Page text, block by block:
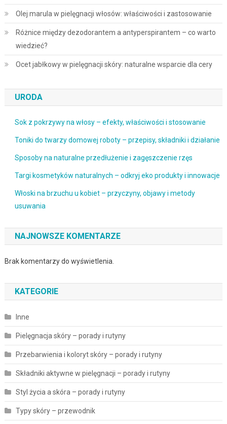
Olej marula w pielęgnacji włosów: właściwości i zastosowanie
Różnice między dezodorantem a antyperspirantem – co warto
wiedzieć?
Ocet jabłkowy w pielęgnacji skóry: naturalne wsparcie dla cery
URODA
Sok z pokrzywy na włosy – efekty, właściwości i stosowanie
Toniki do twarzy domowej roboty – przepisy, składniki i działanie
Sposoby na naturalne przedłużenie i zagęszczenie rzęs
Targi kosmetyków naturalnych – odkryj eko produkty i innowacje
Włoski na brzuchu u kobiet – przyczyny, objawy i metody
usuwania
NAJNOWSZE KOMENTARZE
Brak komentarzy do wyświetlenia.
KATEGORIE
Inne
Pielęgnacja skóry – porady i rutyny
Przebarwienia i koloryt skóry – porady i rutyny
Składniki aktywne w pielęgnacji – porady i rutyny
Styl życia a skóra – porady i rutyny
Typy skóry – przewodnik